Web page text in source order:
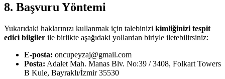
8. Başvuru Yöntemi
Yukarıdaki haklarınızı kullanmak için talebinizi kimliğinizi tespit
edici bilgiler ile birlikte aşağıdaki yollardan biriyle iletebilirsiniz:
E-posta: oncupeyzaj@gmail.com
Posta: Adalet Mah. Manas Blv. No:39 / 3408, Folkart Towers
B Kule, Bayraklı/İzmir 35530